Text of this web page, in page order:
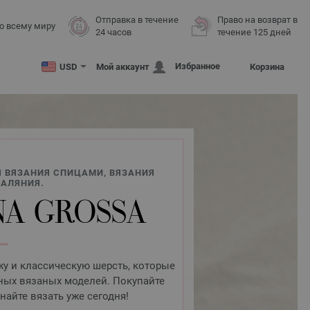
всему миру
Отправка в течение
24 часов
Право на возврат в
течение 125 дней
USD Мой аккаунт Избранное Корзина
СПИЦАМИ, ВЯЗАНИЯ
GROSSA
и классическую шерсть, которые
вязаных моделей. Покупайте
вязать уже сегодня!